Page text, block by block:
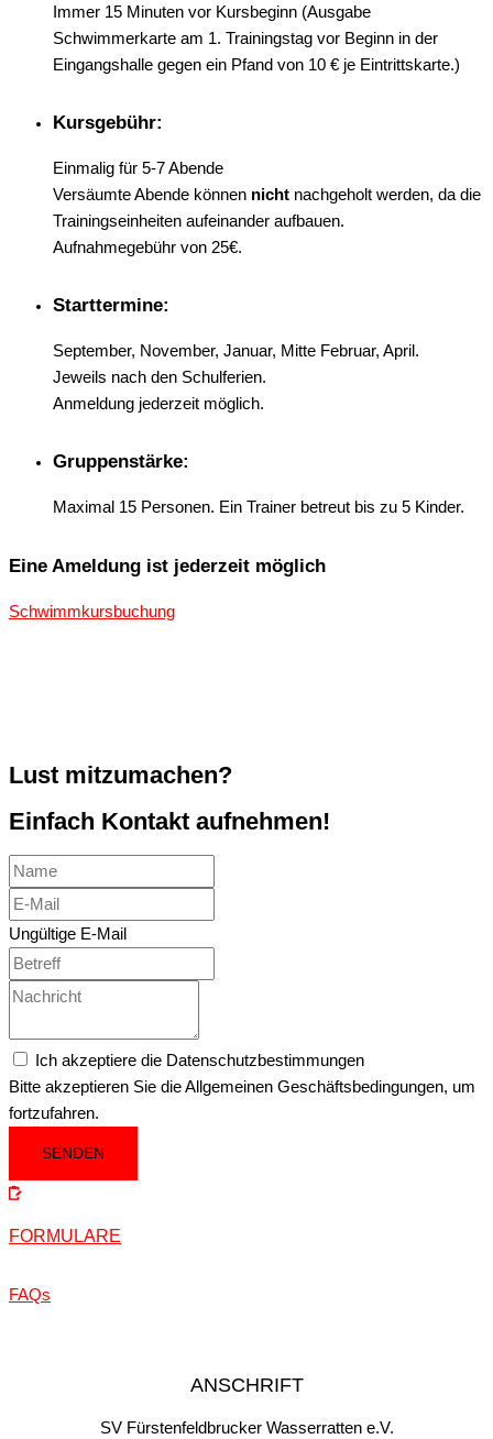
Immer 15 Minuten vor Kursbeginn (Ausgabe
Schwimmerkarte am 1. Trainingstag vor Beginn in der
Eingangshalle gegen ein Pfand von 10 € je Eintrittskarte.)
Kursgebühr:
Einmalig für 5-7 Abende
Versäumte Abende können nicht nachgeholt werden, da die
Trainingseinheiten aufeinander aufbauen.
Aufnahmegebühr von 25€.
Starttermine:
September, November, Januar, Mitte Februar, April.
Jeweils nach den Schulferien.
Anmeldung jederzeit möglich.
Gruppenstärke:
Maximal 15 Personen. Ein Trainer betreut bis zu 5 Kinder.
Eine Ameldung ist jederzeit möglich
Schwimmkursbuchung
Lust mitzumachen?
Einfach Kontakt aufnehmen!
Ungültige E-Mail
Ich akzeptiere die Datenschutzbestimmungen
Bitte akzeptieren Sie die Allgemeinen Geschäftsbedingungen, um
fortzufahren.
SENDEN
FORMULARE
FAQs
ANSCHRIFT
SV Fürstenfeldbrucker Wasserratten e.V.